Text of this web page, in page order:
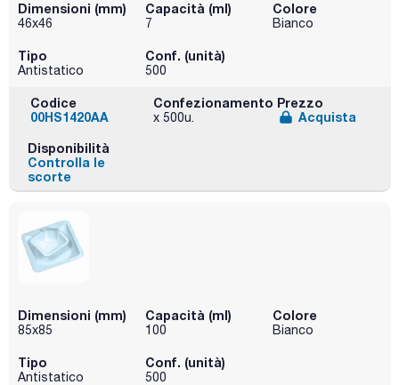
Dimensioni (mm)
46x46
Capacità (ml)
7
Colore
Bianco
Tipo
Antistatico
Conf. (unità)
500
Codice
00HS1420AA
Confezionamento
x 500u.
Prezzo
Acquista
Disponibilità
Controlla le
scorte
Dimensioni (mm)
85x85
Capacità (ml)
100
Colore
Bianco
Tipo
Antistatico
Conf. (unità)
500